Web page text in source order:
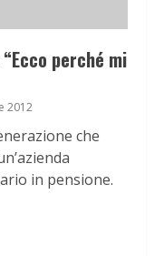
perché mi
2012
che
in pensione.